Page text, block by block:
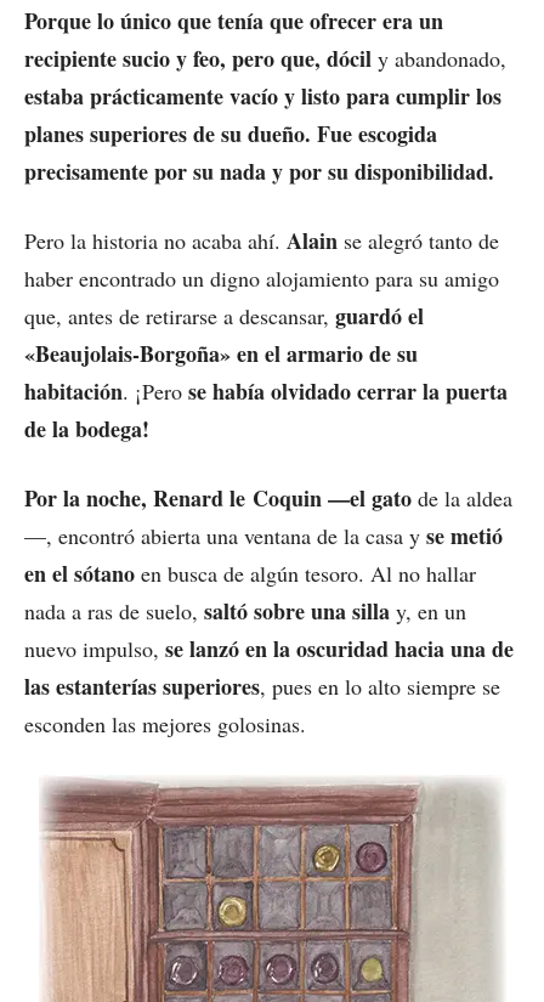
Porque lo único que tenía que ofrecer era un
recipiente sucio y feo, pero que, dócil y abandonado,
estaba prácticamente vacío y listo para cumplir los
planes superiores de su dueño. Fue escogida
precisamente por su nada y por su disponibilidad.
Pero la historia no acaba ahí. Alain se alegró tanto de
haber encontrado un digno alojamiento para su amigo
que, antes de retirarse a descansar, guardó el
«Beaujolais-Borgoña» en el armario de su
habitación. ¡Pero se había olvidado cerrar la puerta
de la bodega!
Por la noche, Renard le Coquin —el gato de la aldea
—, encontró abierta una ventana de la casa y se metió
en el sótano en busca de algún tesoro. Al no hallar
nada a ras de suelo, saltó sobre una silla y, en un
nuevo impulso, se lanzó en la oscuridad hacia una de
las estanterías superiores, pues en lo alto siempre se
esconden las mejores golosinas.